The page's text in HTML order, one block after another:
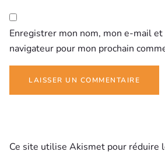
Enregistrer mon nom, mon e-mail
navigateur pour mon prochain
Ce site utilise Akismet pour réduire